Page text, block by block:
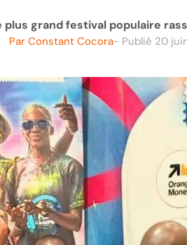
plus grand festival populaire
Par Constant Cocora- Publié 20